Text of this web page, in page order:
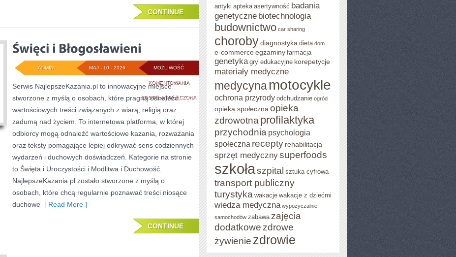
CONTINUE
MOŻLIWOŚĆ
KOMENTOWANIAŚWIĘCI
I
BŁOGOSŁAWIENI
ZOSTAŁA WYŁĄCZONA
MAJ - 10 - 2026
ADMIN
Serwis NajlepszeKazania.pl to innowacyjne miejsce
stworzone z myślą o osobach, które pragną odnaleźć
wartościowych treści związanych z wiarą, religią oraz
zadumą nad życiem. To internetowa platforma, w której
odbiorcy mogą odnaleźć wartościowe kazania, rozważania
oraz teksty pomagające lepiej odkrywać sens codziennych
wydarzeń i duchowych doświadczeń. Kategorie na stronie
to Święta i Uroczystości i Modlitwa i Duchowość.
NajlepszeKazania.pl zostało stworzone z myślą o
osobach, które chcą regularnie poznawać treści niosące
duchowe [ Read More ]
CONTINUE
antyki apteka asertywność badania
genetyczne biotechnologia
budownictwo car sharing
chorobydiagnostyka dieta dom
e-commerceegzaminy farmacja
genetyka gry edukacyjne korepetycje
materiały medyczne
medycynamotocykle
ochrona przyrody odchudzanie ogród
opieka społeczna opieka
zdrowotna profilaktyka
przychodnia psychologia
społeczna recepty rehabilitacja
sprzęt medycznysuperfoods
szkołaszpital sztuka cyfrowa
transport publiczny
turystyka wakacje wakacje z dziećmi
wiedza medyczna wypożyczalnie
samochodów zabawa zajęcia
dodatkowe zdrowe
żywienie zdrowie